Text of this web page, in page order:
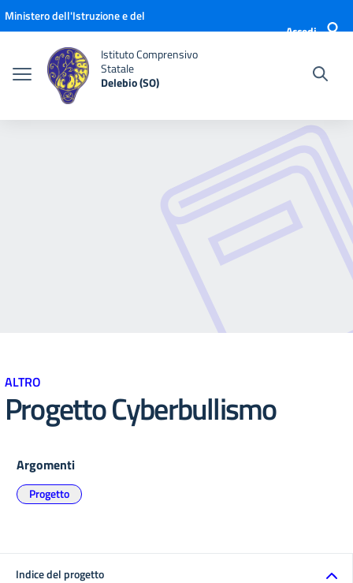
Vai ai contenuti
Vai al menu di navigazione
Vai al footer
Ministero dell'Istruzione e del
Accedi
Istituto Comprensivo
Statale
Delebio (SO)
ALTRO
Progetto Cyberbullismo
Argomenti
Progetto
Indice del progetto